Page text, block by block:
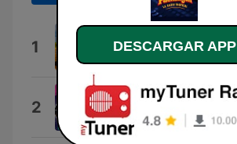
1 Mariela
2 El Afilador
Grupo Carabo
DESCARGAR APP